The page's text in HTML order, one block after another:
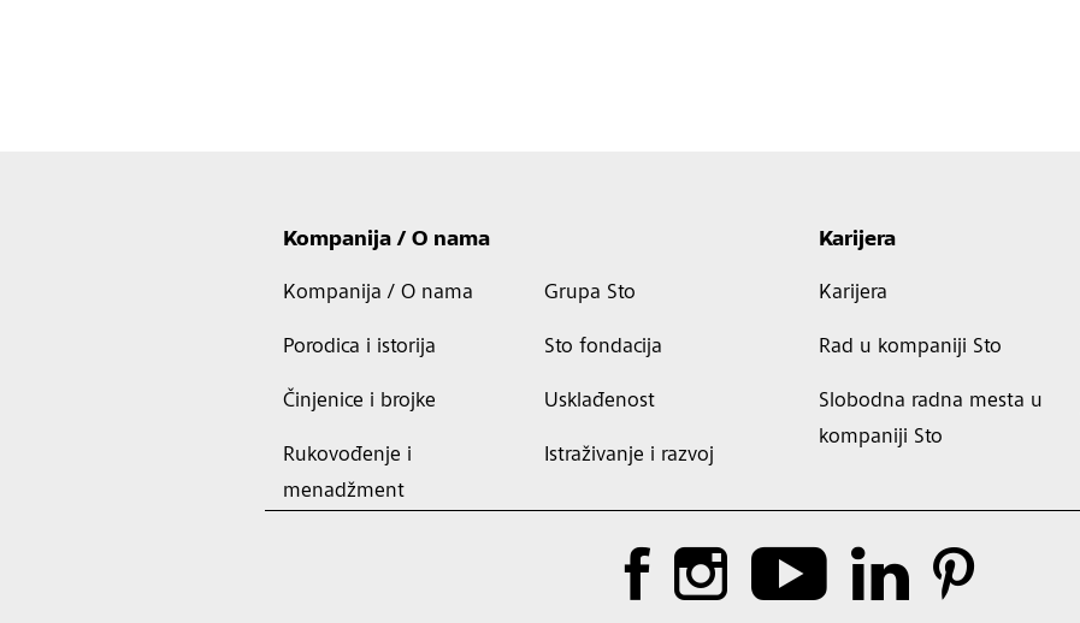
Kompanija / O nama
Kompanija / O nama
Porodica i istorija
Činjenice i brojke
Rukovođenje i
menadžment
Grupa Sto
Sto fondacija
Usklađenost
Istraživanje i razvoj
Karijera
Karijera
Rad u kompaniji Sto
Slobodna radna mesta u
kompaniji Sto